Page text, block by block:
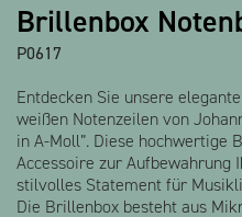
Weihnachten
Alle Produkte anzeigen
Brillenbox
P0617
Entdecken Sie unsere
weißen Notenzeilen von
in A-Moll”. Diese hochwertige
Accessoire zur Aufbewahrung
stilvolles Statement für
Die Brillenbox besteht aus